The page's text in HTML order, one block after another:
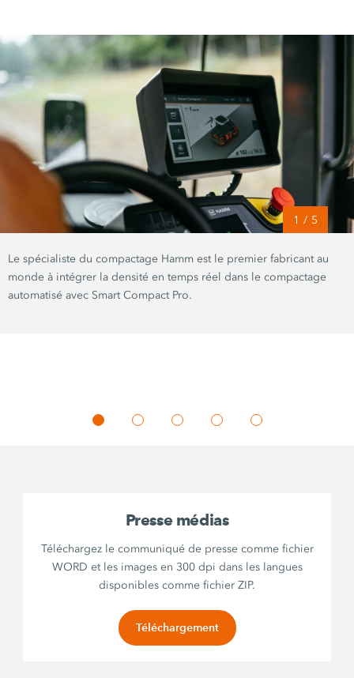
1 / 5
Le spécialiste du compactage Hamm est le premier fabricant au
monde à intégrer la densité en temps réel dans le compactage
automatisé avec Smart Compact Pro.
Presse médias
Téléchargez le communiqué de presse comme fichier
WORD et les images en 300 dpi dans les langues
disponibles comme fichier ZIP.
Téléchargement